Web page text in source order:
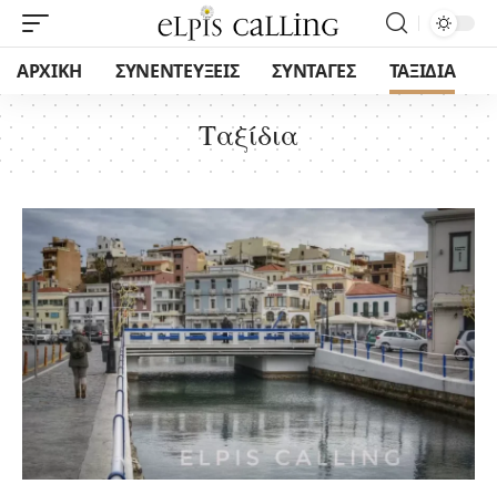
ΑΡΧΙΚΗ ΣΥΝΕΝΤΕΥΞΕΙΣ ΣΥΝΤΑΓΕΣ ΤΑΞΙΔΙΑ
Ταξίδια